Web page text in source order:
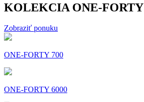
KOLEKCIA ONE-FORTY
Zobraziť ponuku
ONE-FORTY 700
ONE-FORTY 6000